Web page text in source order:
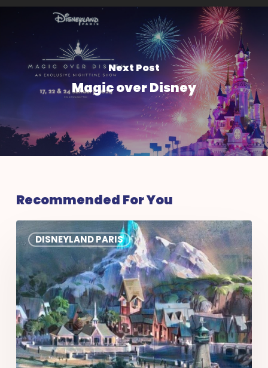
Next Post
Magic over Disney
Recommended For You
DISNEYLAND PARIS
World
of
Frozen
in
Disneyland®
Paris:
Alles
wat
u
moet